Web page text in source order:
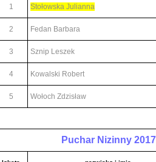
1 Stołowska Julianna
2 Fedan Barbara
3 Sznip Leszek
4 Kowalski Robert
5 Wołoch Zdzisław
Puchar Nizinny 2017